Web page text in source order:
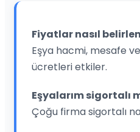
Fiyatlar nasıl
Eşya hacmi, mesafe
ücretleri etkiler.
Eşyalarım sigortalı
Çoğu firma sigortalı